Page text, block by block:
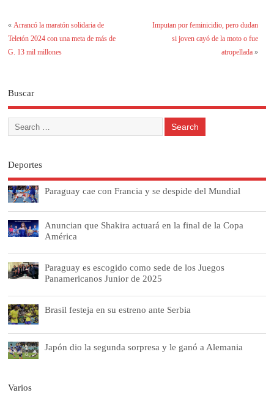
«Arrancó la maratón solidaria de
Teletón 2024 con una meta de más de
G. 13 mil millones
Imputan por feminicidio, pero dudan
si joven cayó de la moto o fue
atropellada»
Buscar
Deportes
Paraguay cae con Francia y se despide del Mundial
Anuncian que Shakira actuará en la final de la Copa
América
Paraguay es escogido como sede de los Juegos
Panamericanos Junior de 2025
Brasil festeja en su estreno ante Serbia
Japón dio la segunda sorpresa y le ganó a Alemania
Varios